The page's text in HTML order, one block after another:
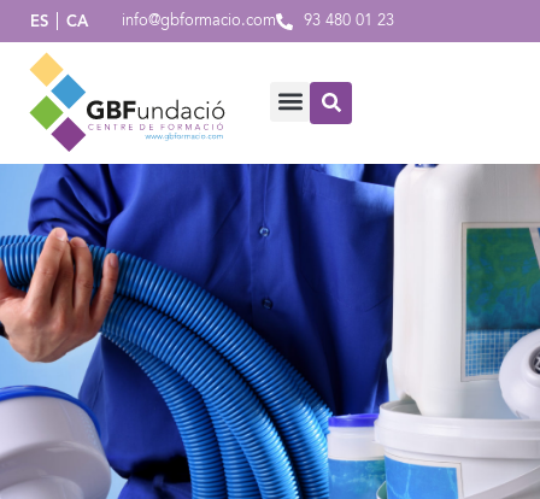
ES CA info@gbformacio.com 93 480 01 23